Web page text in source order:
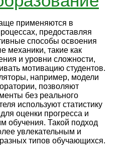
применяются в
предоставляя
способы освоения
механики, такие как
и уровни сложности,
мотивацию студентов.
например, модели
позволяют
без реального
используют статистику
оценки прогресса и
обучения. Такой подход
увлекательным и
типов обучающихся.